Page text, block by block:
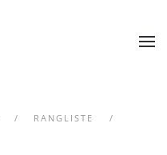
RANGLISTE